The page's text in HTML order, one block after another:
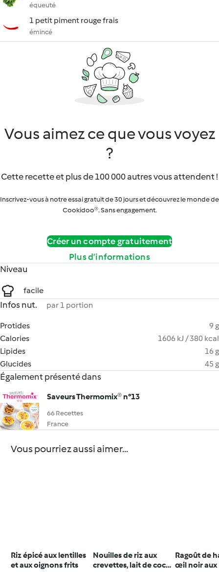
équeuté
1 petit piment rouge frais
émincé
Vous aimez ce que vous voyez
?
Cette recette et plus de 100 000 autres vous attendent !
Inscrivez-vous à notre essai gratuit de 30 jours et découvrez le monde de
Cookidoo®. Sans engagement.
Créer un compte gratuitement
Plus d’informations
Niveau
facile
Infos nut. par 1 portion
Protides
9 g
Calories
1606 kJ / 380 kcal
Lipides
16 g
Glucides
45 g
Également présenté dans
Saveurs Thermomix® n°13
66 Recettes
France
Vous pourriez aussi aimer...
Riz épicé aux lentilles
et aux oignons frits
Nouilles de riz aux
crevettes, lait de coco
Ragoût de
œil noir aux